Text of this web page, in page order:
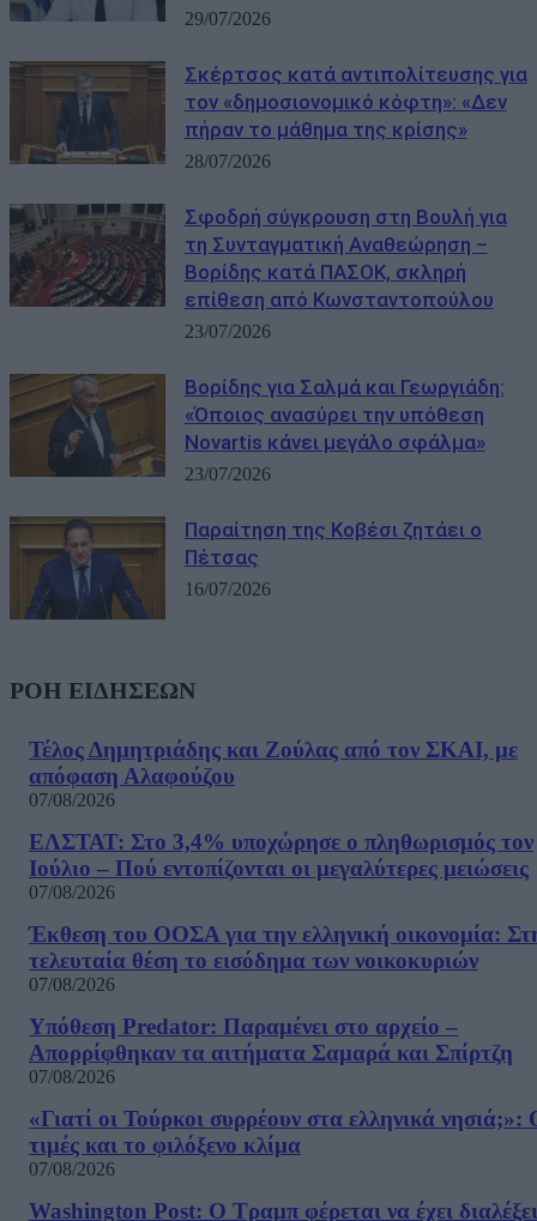
29/07/2026
Σκέρτσος κατά αντιπολίτευσης για
τον «δημοσιονομικό κόφτη»: «Δεν
πήραν το μάθημα της κρίσης»
28/07/2026
Σφοδρή σύγκρουση στη Βουλή για
τη Συνταγματική Αναθεώρηση –
Βορίδης κατά ΠΑΣΟΚ, σκληρή
επίθεση από Κωνσταντοπούλου
23/07/2026
Βορίδης για Σαλμά και Γεωργιάδη:
«Όποιος ανασύρει την υπόθεση
Novartis κάνει μεγάλο σφάλμα»
23/07/2026
Παραίτηση της Κοβέσι ζητάει ο
Πέτσας
16/07/2026
ΡΟΗ ΕΙΔΗΣΕΩΝ
Τέλος Δημητριάδης και Ζούλας από τον ΣΚΑΙ, με
απόφαση Αλαφούζου
07/08/2026
ΕΛΣΤΑΤ: Στο 3,4% υποχώρησε ο πληθωρισμός τον
Ιούλιο – Πού εντοπίζονται οι μεγαλύτερες μειώσεις
07/08/2026
Έκθεση του ΟΟΣΑ για την ελληνική οικονομία:
τελευταία θέση το εισόδημα των νοικοκυριών
07/08/2026
Υπόθεση Predator: Παραμένει στο αρχείο –
Απορρίφθηκαν τα αιτήματα Σαμαρά και Σπίρτζη
07/08/2026
«Γιατί οι Τούρκοι συρρέουν στα ελληνικά νησιά;»:
τιμές και το φιλόξενο κλίμα
07/08/2026
Washington Post: Ο Τραμπ φέρεται να έχει διαλέξει